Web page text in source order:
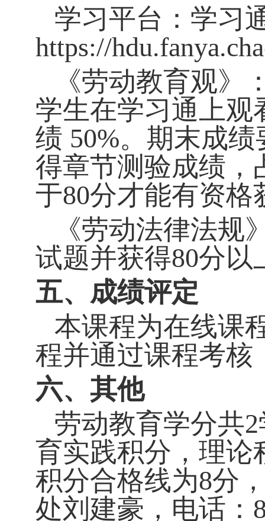
学习平台：学习
https://
《劳动教育观
学生在学习通上观
绩 50%。期末成
得章节测验成绩，
于80分才能有资格
《劳动法律法
试题并获得80分以
五、成绩评定
本课程为在线课
程并通过课程考核
六、其他
劳动教育学分共2
育实践积分，理论
积分合格线为8分
处刘建豪，电话：